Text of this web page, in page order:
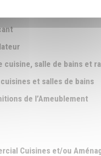
cuisine, salle de bains et
et salles de bains
de l’Ameublement
Cuisines et/ou